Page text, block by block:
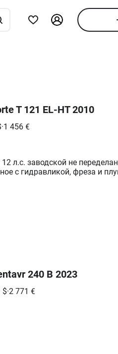
T 121 EL-HT 2010
·1 456 €
л.с. заводской не
с гидравликой, фреза и
240 B 2023
$·2 771 €